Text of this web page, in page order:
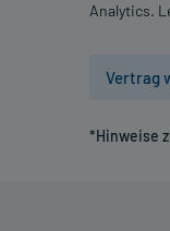
Was ist
-
Analytics.
Vertrag
*Hinweise